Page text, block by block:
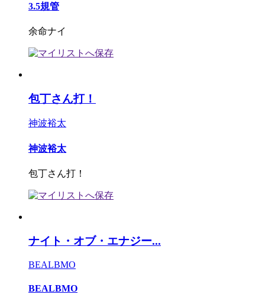
3.5規管
余命ナイ
包丁さん打！
神波裕太
神波裕太
包丁さん打！
ナイト・オブ・エナジー...
BEALBMO
BEALBMO